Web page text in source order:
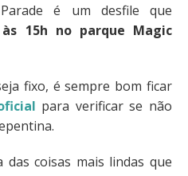
é um desfile que
15h no parque Magic
fixo, é sempre bom ficar
para verificar se não
coisas mais lindas que